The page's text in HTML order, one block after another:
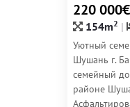
220 000€
154m2
Уютный
Шушань г.
семейный
районе